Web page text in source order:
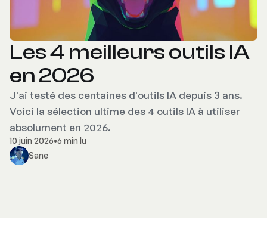
Les 4 meilleurs outils IA
en 2026
J'ai testé des centaines d'outils IA depuis 3 ans.
Voici la sélection ultime des 4 outils IA à utiliser
absolument en 2026.
10 juin 2026•6 min lu
Sane